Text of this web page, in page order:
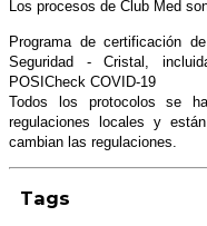
Los procesos de Club Med
Programa de certificación
Seguridad - Cristal,
POSICheck COVID-19
Todos los protocolos se
regulaciones locales y
cambian las regulaciones.
Tags